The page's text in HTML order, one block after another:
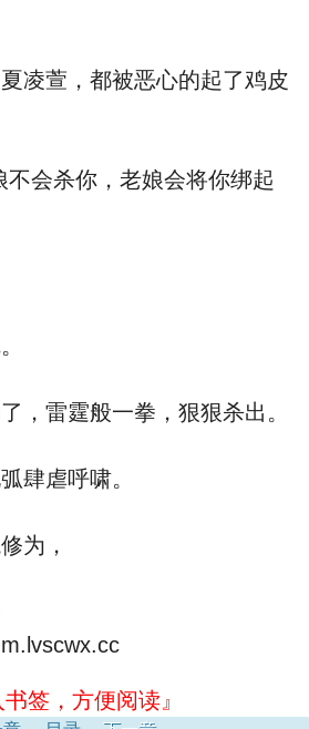
凌萱，都被恶心的起了鸡皮
不会杀你，老娘会将你绑起
，雷霆般一拳，狠狠杀出。
肆虐呼啸。
为，
书签，方便阅读』